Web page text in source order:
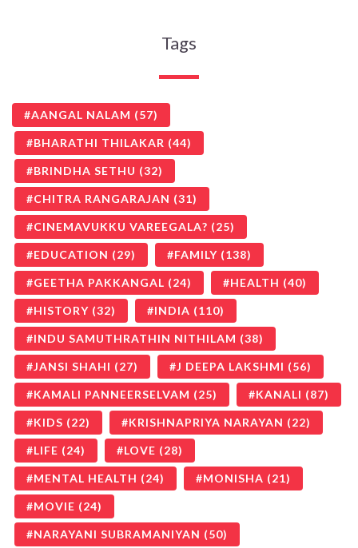
Tags
AANGAL NALAM (57)
BHARATHI THILAKAR (44)
BRINDHA SETHU (32)
CHITRA RANGARAJAN (31)
CINEMAVUKKU VAREEGALA? (25)
EDUCATION (29) FAMILY (138)
GEETHA PAKKANGAL (24) HEALTH (40)
HISTORY (32) INDIA (110)
INDU SAMUTHRATHIN NITHILAM (38)
JANSI SHAHI (27) J DEEPA LAKSHMI (56)
KAMALI PANNEERSELVAM (25) KANALI (87)
KIDS (22) KRISHNAPRIYA NARAYAN (22)
LIFE (24) LOVE (28)
MENTAL HEALTH (24) MONISHA (21)
MOVIE (24)
NARAYANI SUBRAMANIYAN (50)